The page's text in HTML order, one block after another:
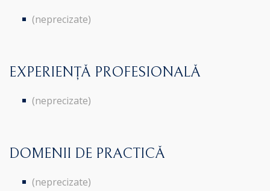
(neprecizate)
EXPERIENȚĂ PROFESIONALĂ
(neprecizate)
DOMENII DE PRACTICĂ
(neprecizate)